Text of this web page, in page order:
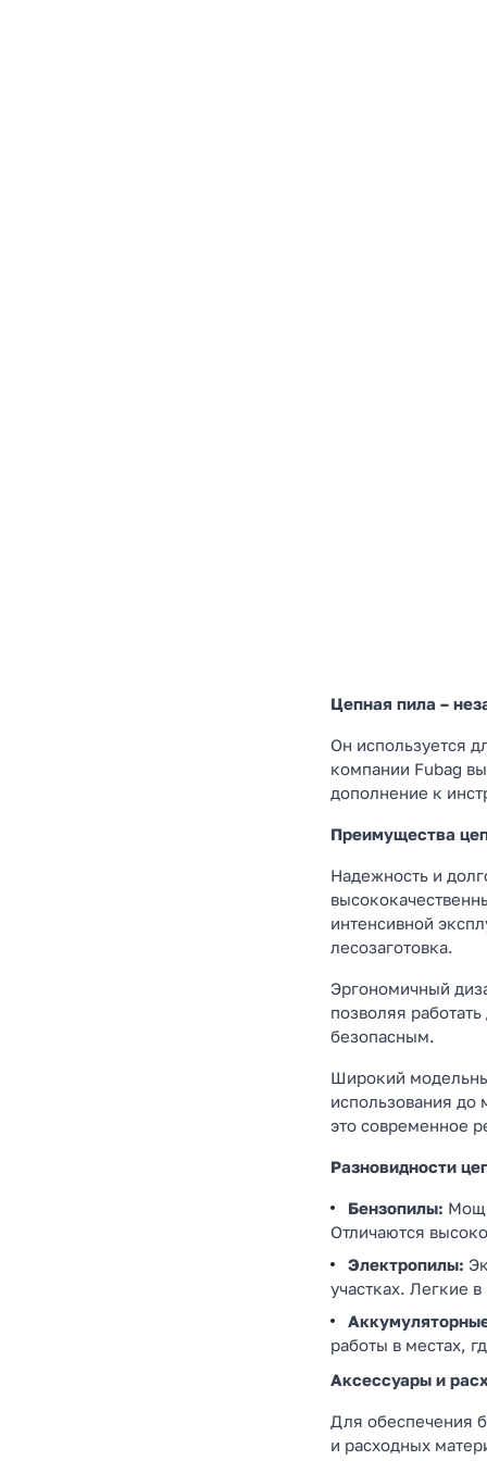
Цепная пила –
Он используется
компании Fubag
дополнение к
Преимущества
Надежность и
интенсивной
лесозаготовка.
Эргономичный
позволяя
безопасным.
Широкий
использования до
это современное
Разновидности
Бензопилы:
Отличаются
Электропилы:
участках. Легкие
работы в местах,
Аксессуары и
Для обеспечения
и расходных